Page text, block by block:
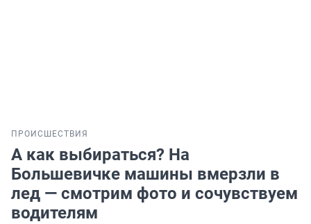
ПРОИСШЕСТВИЯ
А как выбираться? На
Большевичке машины вмерзли в
лед — смотрим фото и сочувствуем
водителям